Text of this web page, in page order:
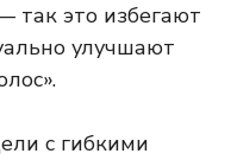
это избегают
улучшают
с гибкими